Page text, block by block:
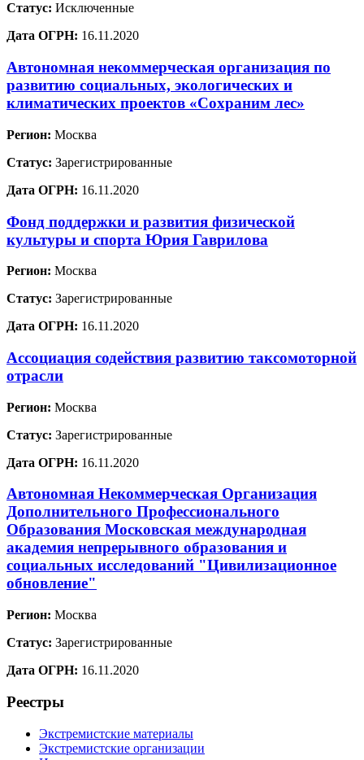
Статус: Исключенные
Дата ОГРН: 16.11.2020
Автономная некоммерческая организация по
развитию социальных, экологических и
климатических проектов «Сохраним лес»
Регион: Москва
Статус: Зарегистрированные
Дата ОГРН: 16.11.2020
Фонд поддержки и развития физической
культуры и спорта Юрия Гаврилова
Регион: Москва
Статус: Зарегистрированные
Дата ОГРН: 16.11.2020
Ассоциация содействия развитию таксомоторной
отрасли
Регион: Москва
Статус: Зарегистрированные
Дата ОГРН: 16.11.2020
Автономная Некоммерческая Организация
Дополнительного Профессионального
Образования Московская международная
академия непрерывного образования и
социальных исследований "Цивилизационное
обновление"
Регион: Москва
Статус: Зарегистрированные
Дата ОГРН: 16.11.2020
Реестры
Экстремистские материалы
Экстремистские организации